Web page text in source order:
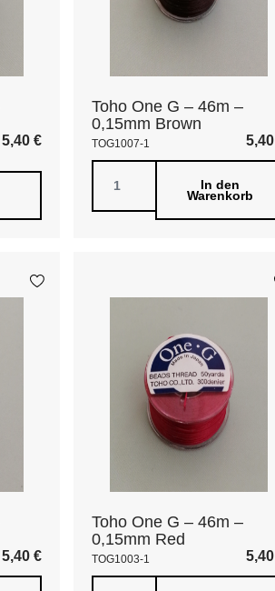
5,40 €
Toho One G – 46m –
0,15mm Brown
TOG1007-1 5,40
In den
Warenkorb
5,40 €
Toho One G – 46m –
0,15mm Red
TOG1003-1 5,40